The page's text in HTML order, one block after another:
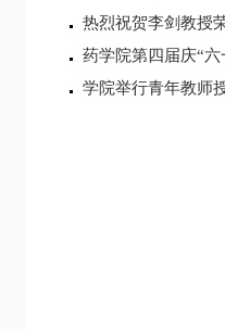
热烈祝贺李剑教授
药学院第四届庆“
学院举行青年教师